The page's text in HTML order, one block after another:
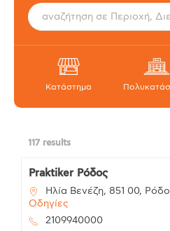
Κατάστημα
117 results
Praktiker Ρόδος
Ηλία Βενέζη, 851 00,
Οδηγίες
2109940000